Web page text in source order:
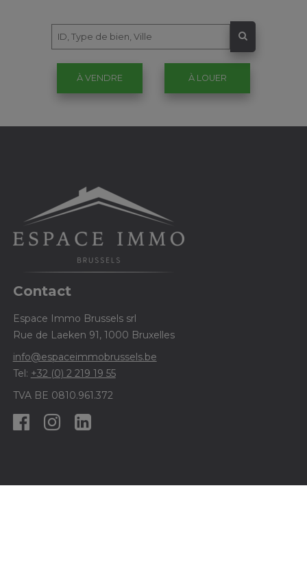
À VENDRE À LOUER
Contact
Espace Immo Brussels srl
Rue de Laeken 91, 1000 Bruxelles
info@espaceimmobrussels.be
Tel: +32 (0) 2 219 19 55
TVA BE 0810.961.372